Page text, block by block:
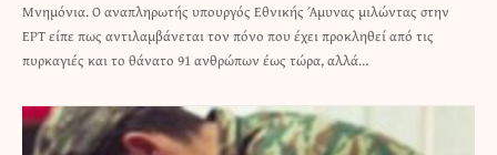
Μνημόνια. Ο αναπληρωτής υπουργός Εθνικής Άμυνας μιλώντας στην
ΕΡΤ είπε πως αντιλαμβάνεται τον πόνο που έχει προκληθεί από τις
πυρκαγιές και το θάνατο 91 ανθρώπων έως τώρα, αλλά…